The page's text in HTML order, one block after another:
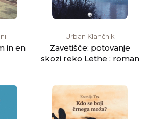
in en
Urban Klančnik
Zavetišče: potovanje
skozi reko Lethe : roman